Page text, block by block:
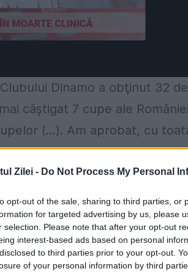
Zilei - Do Not Process My Personal
opt-out of the sale, sharing to third parties, or
for targeted advertising by us, please
selection. Please note that after your opt-out
interest-based ads based on personal
to third parties prior to your opt-out.
of your personal information by third
Dinamo a obţinut 32
câştigat 7 cupe ale
(…). Am aprobat, cu
unuia dintre cei mai mari
nu trebuie niciodată uitate!
de a le onora visele pe care
Gabriel Oprea, prezent la
şi Anca Pătrăşcoiuau
Bunaciu şi Anca